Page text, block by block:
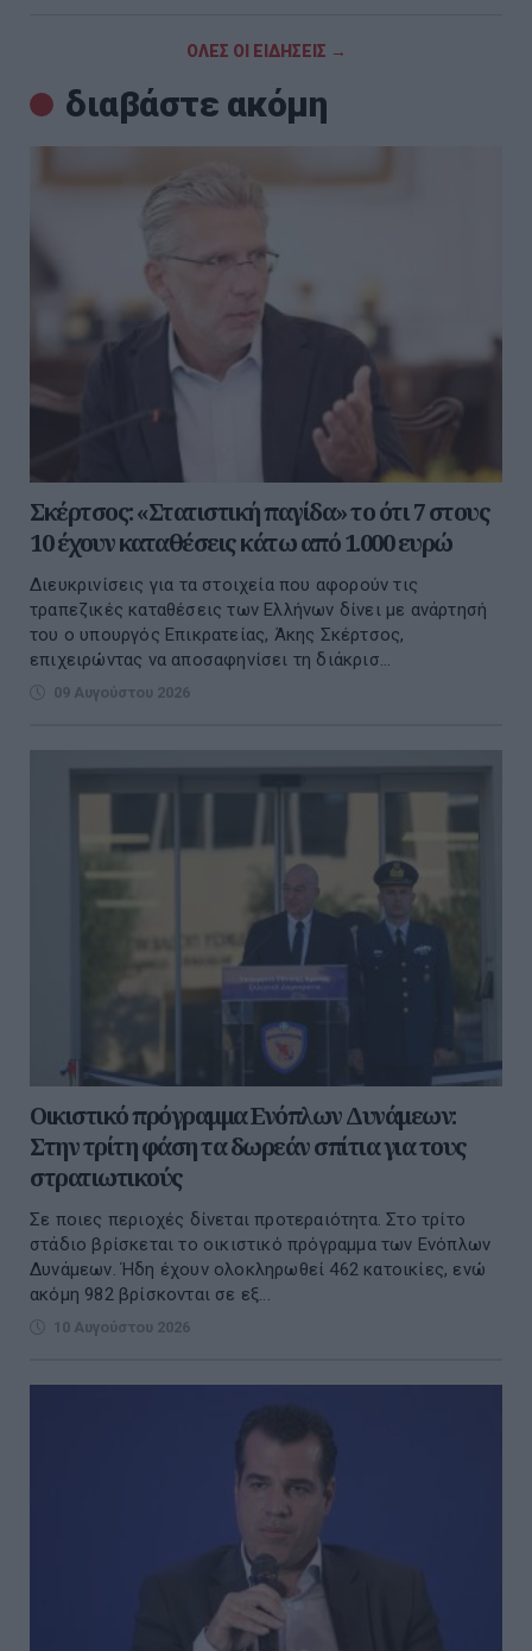
ΟΛΕΣ ΟΙ ΕΙΔΗΣΕΙΣ →
διαβάστε ακόμη
Σκέρτσος: «Στατιστική παγίδα» το ότι 7 στους
10 έχουν καταθέσεις κάτω από 1.000 ευρώ
Διευκρινίσεις για τα στοιχεία που αφορούν τις
τραπεζικές καταθέσεις των Ελλήνων δίνει με ανάρτησή
του ο υπουργός Επικρατείας, Άκης Σκέρτσος,
επιχειρώντας να αποσαφηνίσει τη διάκρισ...
09 Αυγούστου 2026
Οικιστικό πρόγραμμα Ενόπλων Δυνάμεων:
Στην τρίτη φάση τα δωρεάν σπίτια για τους
στρατιωτικούς
Σε ποιες περιοχές δίνεται προτεραιότητα. Στο τρίτο
στάδιο βρίσκεται το οικιστικό πρόγραμμα των Ενόπλων
Δυνάμεων. Ήδη έχουν ολοκληρωθεί 462 κατοικίες, ενώ
ακόμη 982 βρίσκονται σε εξ...
10 Αυγούστου 2026